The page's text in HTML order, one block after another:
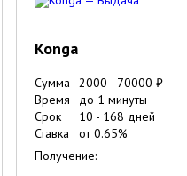
Konga
Сумма 2000 - 70000 ₽
Время
до 1 минуты
Срок
10 - 168 дней
Ставка
от0.65%
Получение: